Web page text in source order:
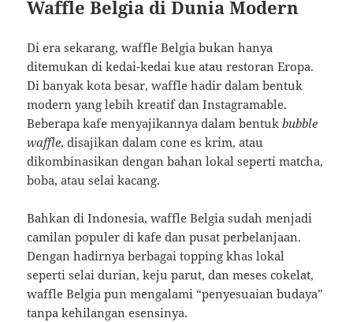
Waffle Belgia di Dunia Modern
Di era sekarang, waffle Belgia bukan hanya
ditemukan di kedai-kedai kue atau restoran Eropa.
Di banyak kota besar, waffle hadir dalam bentuk
modern yang lebih kreatif dan Instagramable.
Beberapa kafe menyajikannya dalam bentukbubble
waffle, disajikan dalam cone es krim, atau
dikombinasikan dengan bahan lokal seperti matcha,
boba, atau selai kacang.
Bahkan di Indonesia, waffle Belgia sudah menjadi
camilan populer di kafe dan pusat perbelanjaan.
Dengan hadirnya berbagai topping khas lokal
seperti selai durian, keju parut, dan meses cokelat,
waffle Belgia pun mengalami “penyesuaian budaya”
tanpa kehilangan esensinya.